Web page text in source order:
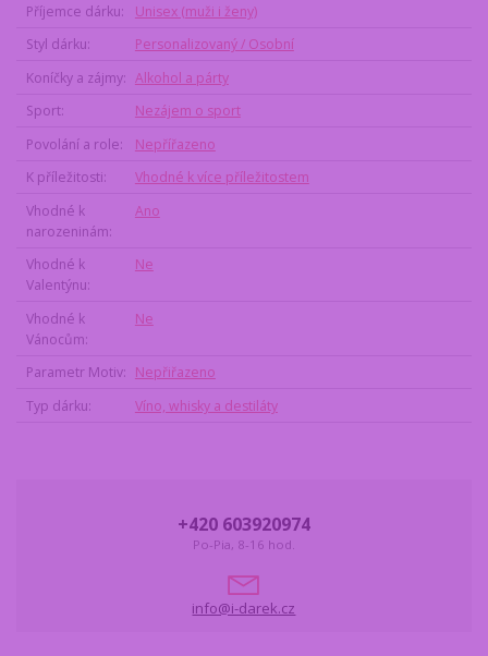
Příjemce dárku
Unisex (muži i ženy)
Styl dárku
Personalizovaný / Osobní
Koníčky a zájmy
Alkohol a párty
Sport
Nezájem o sport
Povolání a role
Nepřířazeno
K příležitosti
Vhodné k více příležitostem
Vhodné k
narozeninám
Ano
Vhodné k
Valentýnu
Ne
Vhodné k
Vánocům
Ne
Parametr Motiv
Nepřiřazeno
Typ dárku
Víno, whisky a destiláty
+420 603920974
Po-Pia, 8-16 hod.
info@i-darek.cz